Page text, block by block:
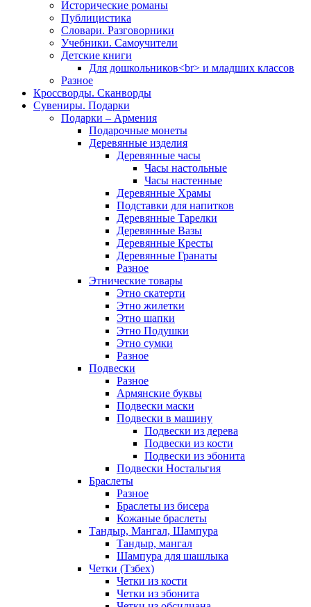
Исторические романы
Публицистика
Словари. Разговорники
Учебники. Самоучители
Детские книги
Для дошкольников<br> и младших классов
Разное
Кроссворды. Сканворды
Сувениры. Подарки
Подарки – Армения
Подарочные монеты
Деревянные изделия
Деревянные часы
Часы настольные
Часы настенные
Деревянные Храмы
Подставки для напитков
Деревянные Тарелки
Деревянные Вазы
Деревянные Кресты
Деревянные Гранаты
Разное
Этнические товары
Этно скатерти
Этно жилетки
Этно шапки
Этно Подушки
Этно сумки
Разное
Подвески
Разное
Армянские буквы
Подвески маски
Подвески в машину
Подвески из дерева
Подвески из кости
Подвески из эбонита
Подвески Ностальгия
Браслеты
Разное
Браслеты из бисера
Кожаные браслеты
Тандыр, Мангал, Шампура
Тандыр, мангал
Шампура для шашлыка
Четки (Тзбех)
Четки из кости
Четки из эбонита